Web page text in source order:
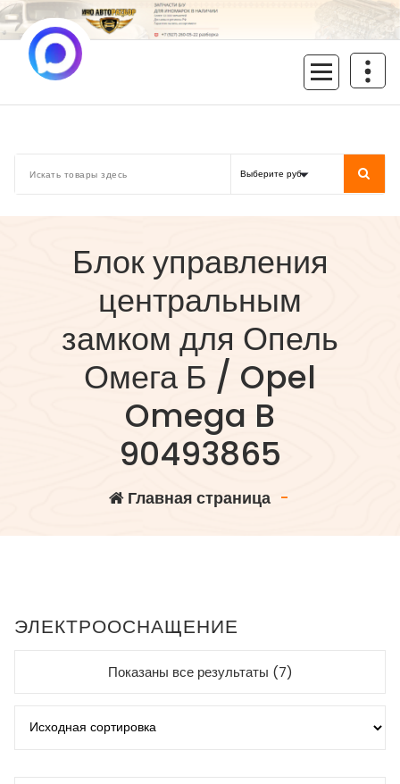
Перейти
к
содержимому
Блок управления
центральным
замком для Опель
Омега Б / Opel
Omega B
90493865
Главная страница-
ЭЛЕКТРООСНАЩЕНИЕ
Показаны все результаты (7)